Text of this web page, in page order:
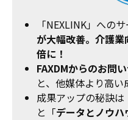
「NEXLINK」への
が大幅改善。介護
倍に！
FAXDMからのお問
と、他媒体より高い
成果アップの秘訣は
と「データとノウ